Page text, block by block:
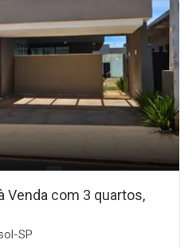
Venda com 3 quartos,
SP